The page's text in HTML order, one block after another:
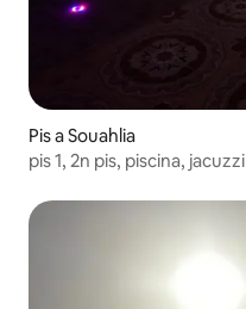
Pis a Souahlia
pis 1, 2n pis, piscina, jacuzzi